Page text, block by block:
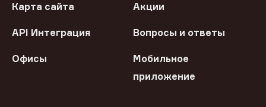
Карта сайта Акции
API Интеграция Вопросы и ответы
Офисы
Мобильное
приложение